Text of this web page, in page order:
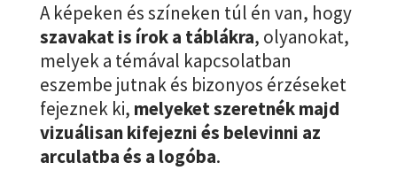
A képeken és színeken túl én van, hogy
szavakat is írok a táblákra, olyanokat,
melyek a témával kapcsolatban
eszembe jutnak és bizonyos érzéseket
fejeznek ki, melyeket szeretnék majd
vizuálisan kifejezni és belevinni az
arculatba és a logóba.